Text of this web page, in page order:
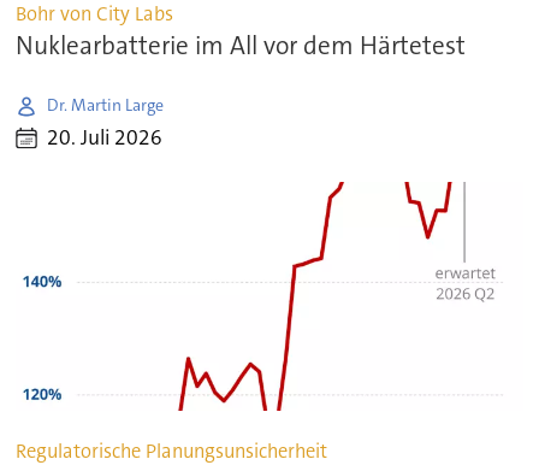
Bohr von City Labs
Nuklearbatterie im All vor dem Härtetest
Dr. Martin Large
20. Juli 2026
Regulatorische Planungsunsicherheit